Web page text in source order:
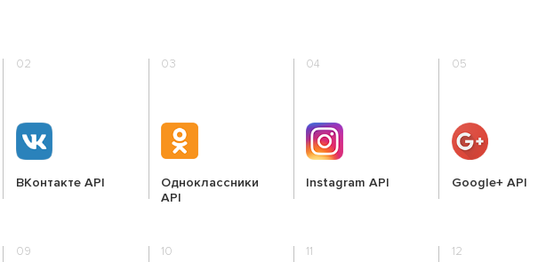
02
ВКонтакте API
03
Одноклассники
API
04
Instagram API
05
Google+ API
09 10 11 12